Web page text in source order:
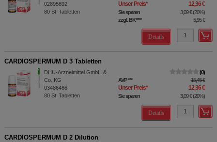
02895892
80 St Tabletten
Unser Preis* 12,36 €
Sie sparen 3,09 €(20%)
zzgl. BK**** 5,95 €
Details
CARDIOSPERMUM D 3 Tabletten
DHU-Arzneimittel GmbH &
Co. KG
03486486
80 St Tabletten
0
AVP*** 15,45 €
Unser Preis* 12,36 €
Sie sparen 3,09 €(20%)
Details
CARDIOSPERMUM D 2 Dilution